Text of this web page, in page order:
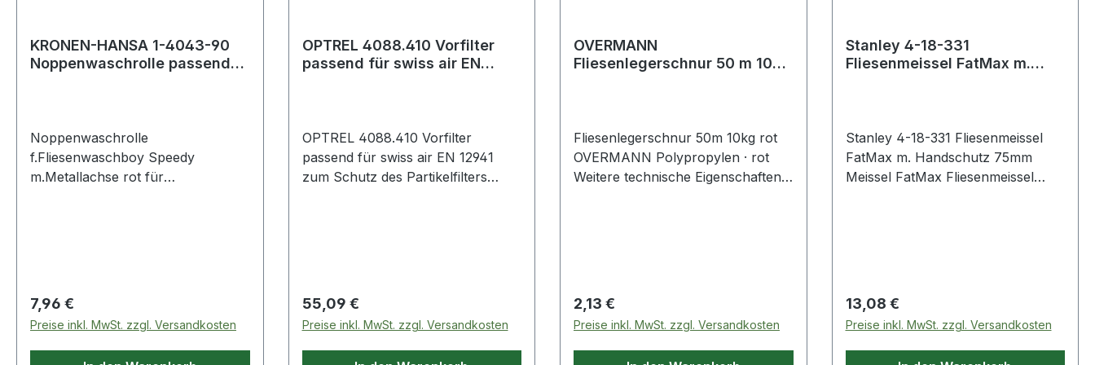
mm Scheibenmaße 110 x 20
mmGewicht 2,7 kg
hitze-, öl- und benzinbeständig ·
HAIX® Climate System: mit Micro-
ReflectWeitere technische
Eigenschaften:· Zehenschutzkappe:
Kunststoff· Zwischensohle: Metall·
KRONEN-HANSA 1-4043-90
Noppenwaschrolle passend
Noppenwaschrolle
f.Fliesenwaschboy Speedy
m.Metallachse rot für
Regulärer Preis:
7,96 €
Preise inkl. MwSt. zzgl. Versandkosten
OPTREL 4088.410 Vorfilter
passend für swiss air EN
OPTREL 4088.410 Vorfilter
passend für swiss air EN 12941
zum Schutz des Partikelfilters
Regulärer Preis:
55,09 €
Preise inkl. MwSt. zzgl. Versandkosten
OVERMANN
Fliesenlegerschnur 50 m 10
Fliesenlegerschnur 50m 10kg rot
OVERMANN Polypropylen · rot
Weitere technische Eigenschaften: ·
Regulärer Preis:
2,13 €
Preise inkl. MwSt. zzgl. Versandkosten
Stanley 4-18-331
Fliesenmeissel FatMax m.
Stanley 4-18-331 Fliesenmeissel
FatMax m. Handschutz 75mm
Meissel FatMax Fliesenmeissel
Entfernen von Bodenbelägen in
gröSSerem Umfang|Ausgestattet
mit gekröpftem und extra kurzem
Ende für besseren Hebel|Chrom-
Regulärer Preis:
13,08 €
Preise inkl. MwSt. zzgl. Versandkosten